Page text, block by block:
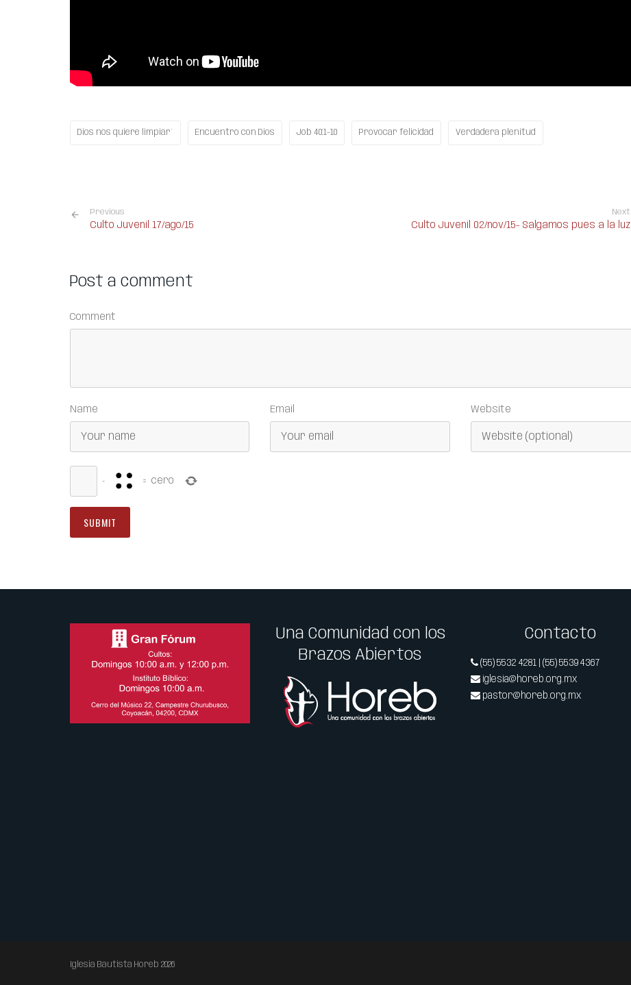
Dios nos quiere limpiar´ Encuentro con Dios Job 40:1-10 Provocar felicidad Verdadera plenitud
Previous
Culto Juvenil 17/ago/15
Next
Culto Juvenil 02/nov/15- Salgamos pues a la luz
Post a comment
Comment
Name Email Website
− = cero
Una Comunidad con los
Brazos Abiertos
Contacto
(55) 5532 4281 | (55) 5539 4367
iglesia@horeb.org.mx
pastor@horeb.org.mx
Iglesia Bautista Horeb 2026